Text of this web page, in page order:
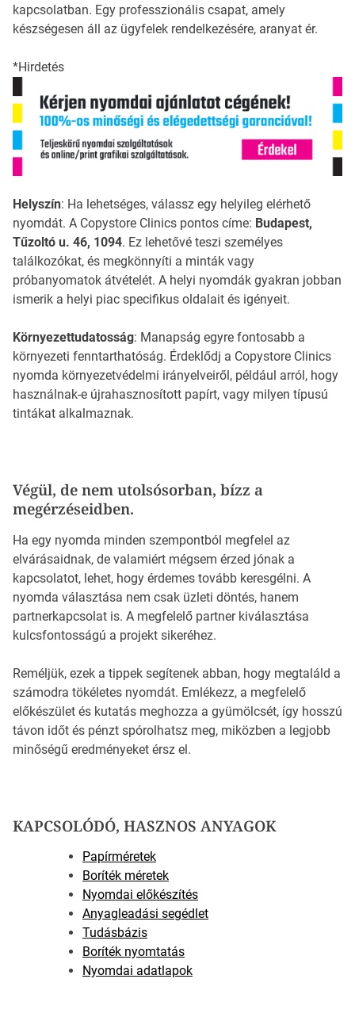
kapcsolatban. Egy professzionális csapat, amely
készségesen áll az ügyfelek rendelkezésére, aranyat ér.
*Hirdetés
Helyszín: Ha lehetséges, válassz egy helyileg elérhető
nyomdát. A Copystore Clinics pontos címe: Budapest,
Tűzoltó u. 46, 1094. Ez lehetővé teszi személyes
találkozókat, és megkönnyíti a minták vagy
próbanyomatok átvételét. A helyi nyomdák gyakran jobban
ismerik a helyi piac specifikus oldalait és igényeit.
Környezettudatosság: Manapság egyre fontosabb a
környezeti fenntarthatóság. Érdeklődj a Copystore Clinics
nyomda környezetvédelmi irányelveiről, például arról, hogy
használnak-e újrahasznosított papírt, vagy milyen típusú
tintákat alkalmaznak.
Végül, de nem utolsósorban, bízz a
megérzéseidben.
Ha egy nyomda minden szempontból megfelel az
elvárásaidnak, de valamiért mégsem érzed jónak a
kapcsolatot, lehet, hogy érdemes tovább keresgélni. A
nyomda választása nem csak üzleti döntés, hanem
partnerkapcsolat is. A megfelelő partner kiválasztása
kulcsfontosságú a projekt sikeréhez.
Reméljük, ezek a tippek segítenek abban, hogy megtaláld a
számodra tökéletes nyomdát. Emlékezz, a megfelelő
előkészület és kutatás meghozza a gyümölcsét, így hosszú
távon időt és pénzt spórolhatsz meg, miközben a legjobb
minőségű eredményeket érsz el.
KAPCSOLÓDÓ, HASZNOS ANYAGOK
Papírméretek
Boríték méretek
Nyomdai előkészítés
Anyagleadási segédlet
Tudásbázis
Boríték nyomtatás
Nyomdai adatlapok